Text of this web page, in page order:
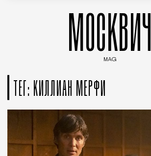
МОСКВИЧ
MAG
ТЕГ: КИЛЛИАН МЕРФИ